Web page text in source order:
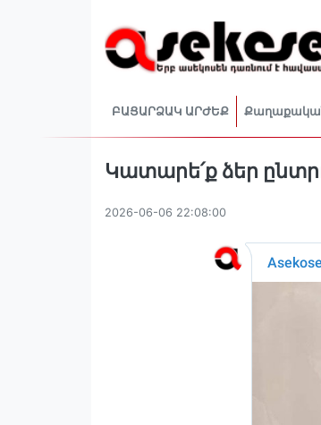
ԲԱՑԱՐՁԱԿ ԱՐԺԵՔ
Կատարե՛ք ձեր
2026-06-06 22:08:00